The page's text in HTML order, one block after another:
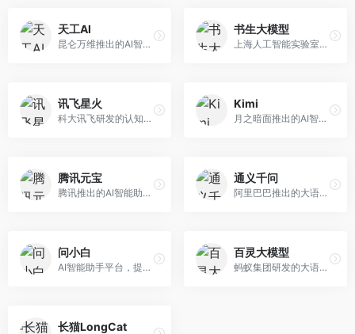
天工AI
昆仑万维推出的AI智能助手，集成搜索、对话、创作等多种能力。面向普通用户和内容创作者，支持联网搜索、文本生成、图像理解等功能，响应速度快，免费使用。
书生大模型
上海人工智能实验室研发的开源大模型系列，支持多尺度和多模态。面向研究机构和开发者，开源生态完善，学术研究背景深厚，适合科研和定制开发。
讯飞星火
科大讯飞研发的认知智能大模型，深度融合语音识别和自然语言处理技术。面向企业用户和教育领域，提供语音交互、文档处理、代码生成等服务，中文语音识别准确率高。
Kimi
月之暗面推出的AI智能助手，核心优势在于超长文本处理能力，支持20万字以上文档分析。面向学术研究者、职场人士和内容创作者，提供文档解读、PPT生成、联网搜索等综合服务。
腾讯元宝
腾讯推出的AI智能助手，整合微信生态和腾讯云服务。面向普通用户和企业客户，支持文档解析、图像理解、联网搜索等功能，与腾讯产品无缝衔接，办公协作便捷。
通义千问
阿里巴巴推出的大语言模型平台，提供对话问答、文档处理、图像理解、代码编写等全方位AI服务。面向企业用户和个人开发者，集成阿里云生态，支持多模态交互，企业级安全保障。
问小白
AI智能助手平台，提供知识问答、文本创作、文档处理等服务。面向普通用户和职场人士，操作简便，响应速度快，支持多场景应用。
百灵大模型
蚂蚁集团研发的大语言模型平台，专注于金融科技和企业服务。面向金融机构和企业客户，提供智能客服、风险分析、文档处理等服务，金融场景理解深入。
长猫LongCat